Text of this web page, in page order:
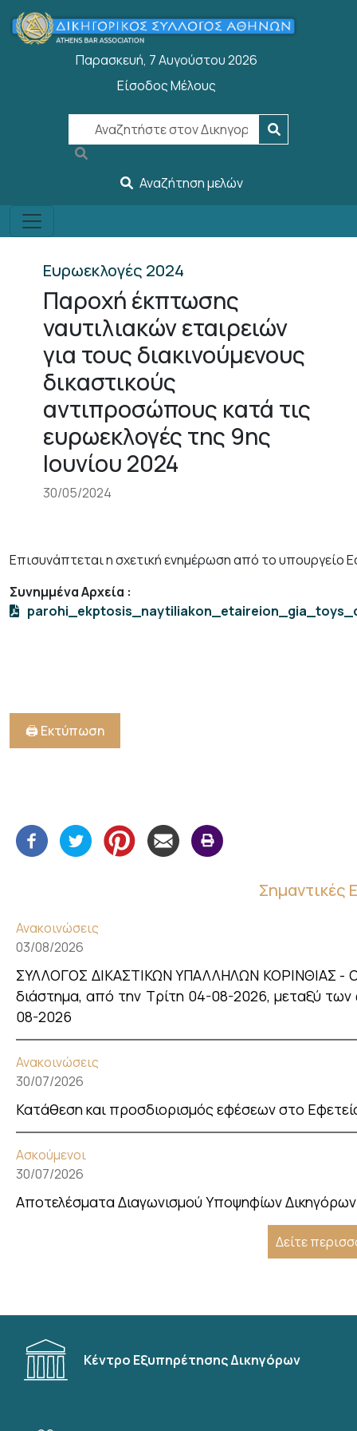
Παράκαμψη προς το κυρίως περιεχόμενο
Παρασκευή, 7 Αυγούστου 2026
User account menu
Είσοδος Μέλους
Αναζήτηση μελών
Ευρωεκλογές 2024
Παροχή έκπτωσης
ναυτιλιακών εταιρειών
για τους διακινούμενους
δικαστικούς
αντιπροσώπους κατά τις
ευρωεκλογές της 9ης
Ιουνίου 2024
30/05/2024
Σημαντικές
Ανακοινώσεις
03/08/2026
ΣΥΛΛΟΓΟΣ ΔΙΚΑΣΤΙΚΩΝ ΥΠΑΛΛΗΛΩΝ ΚΟΡΙΝΘΙΑΣ - Οι
διάστημα, από την Τρίτη 04-08-2026, μεταξύ των
08-2026
Ανακοινώσεις
30/07/2026
Κατάθεση και προσδιορισμός εφέσεων στο
Ασκούμενοι
30/07/2026
Αποτελέσματα Διαγωνισμού Υποψηφίων
Δείτε
Επισυνάπτεται η σχετική ενημέρωση από το υπουργείο
Συνημμένα Αρχεία :
🖨️ Εκτύπωση
Κέντρο Εξυπηρέτησης Δικηγόρων